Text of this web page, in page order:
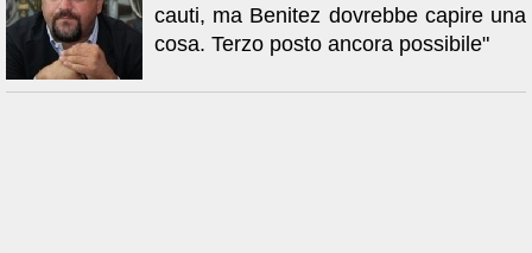
cauti, ma Benitez dovrebbe capire una
cosa. Terzo posto ancora possibile"